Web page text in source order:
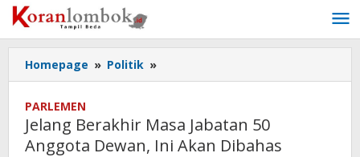
Lewati
ke
konten
Homepage » Politik »
Berakhir
50
Anggota
PARLEMEN
Jelang Berakhir Masa Jabatan 50
Anggota Dewan, Ini Akan Dibahas